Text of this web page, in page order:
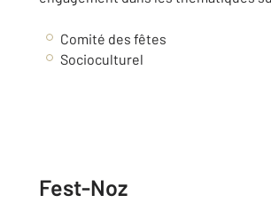
Comité des fêtes
Socioculturel
Fest-Noz